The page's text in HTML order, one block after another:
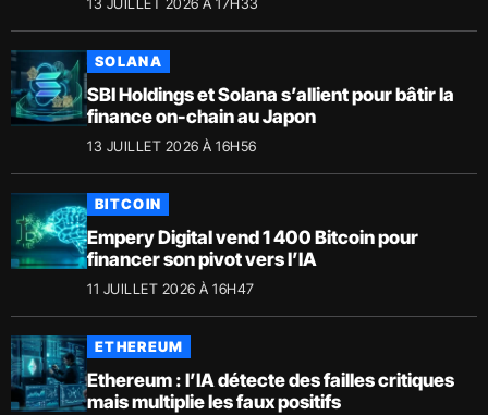
SOLANA
SBI Holdings et Solana s’allient pour bâtir la
finance on-chain au Japon
13 JUILLET 2026 À 16H56
BITCOIN
Empery Digital vend 1 400 Bitcoin pour
financer son pivot vers l’IA
11 JUILLET 2026 À 16H47
ETHEREUM
Ethereum : l’IA détecte des failles critiques
mais multiplie les faux positifs